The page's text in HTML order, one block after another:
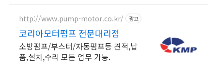
http://www.pump-motor.co.kr/ 광고
코리아모터펌프 전문대리점
소방펌프/부스터/자동펌프등 견적,납
품,설치,수리 모든 업무 가능.